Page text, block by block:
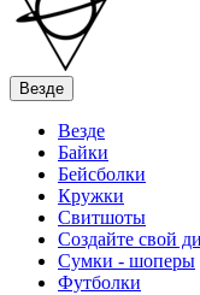
Везде
Везде
Байки
Бейсболки
Кружки
Свитшоты
Создайте свой
Сумки - шоперы
Футболки